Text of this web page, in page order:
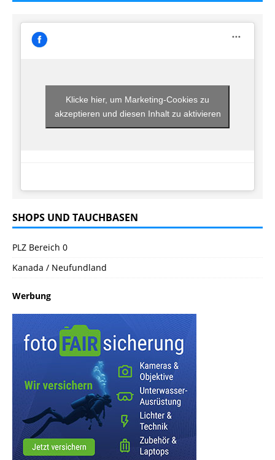
Klicke hier, um Marketing-Cookies zu
akzeptieren und diesen Inhalt zu aktivieren
SHOPS UND TAUCHBASEN
PLZ Bereich 0
Kanada / Neufundland
Werbung